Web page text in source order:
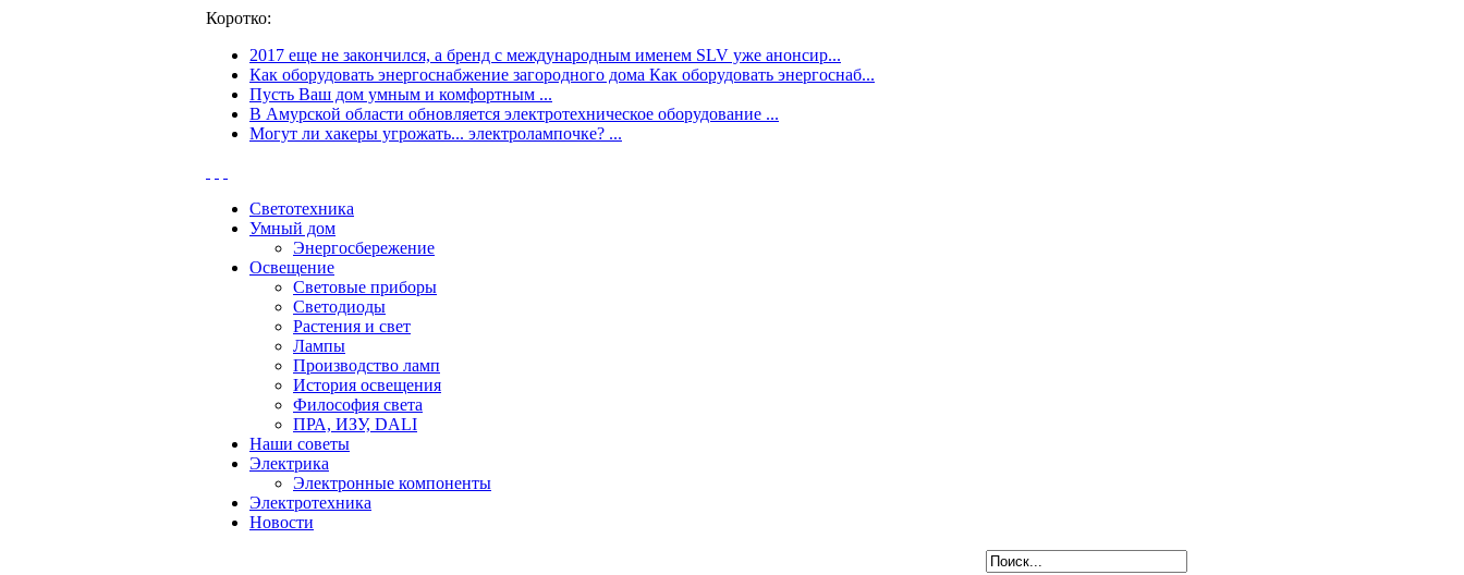
Коротко:
2017 еще не закончился, а бренд с международным именем SLV уже анонсир...
Как оборудовать энергоснабжение загородного дома Как оборудовать энергоснаб...
Пусть Ваш дом умным и комфортным ...
В Амурской области обновляется электротехническое оборудование ...
Могут ли хакеры угрожать... электролампочке? ...
Светотехника
Умный дом
Энергосбережение
Освещение
Световые приборы
Светодиоды
Растения и свет
Лампы
Производство ламп
История освещения
Философия света
ПРА, ИЗУ, DALI
Наши советы
Электрика
Электронные компоненты
Электротехника
Новости